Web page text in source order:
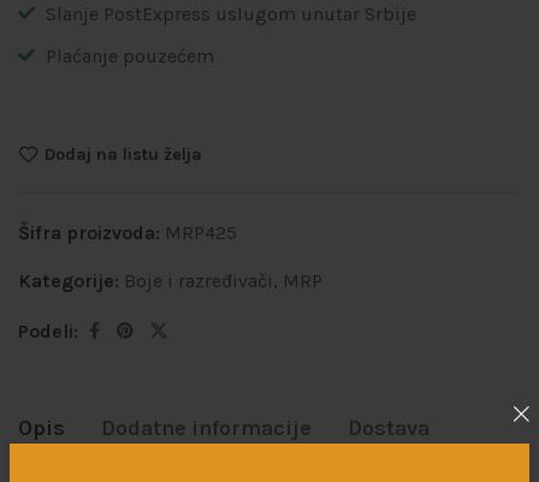
Slanje PostExpress uslugom unutar Srbije
Plaćanje pouzećem
Dodaj na listu želja
Šifra proizvoda: MRP425
Kategorije: Boje i razređivači, MRP
Podeli:
Opis Dodatne informacije Dostava